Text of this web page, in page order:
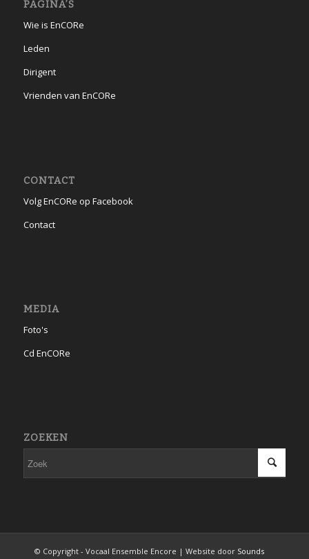
PAGINA’S
Wie is EnCORe
Leden
Dirigent
Vrienden van EnCORe
CONTACT
Volg EnCORe op Facebook
Contact
MEDIA
Foto's
Cd EnCORe
ZOEKEN
© Copyright - Vocaal Ensemble Encore | Website door Sounds